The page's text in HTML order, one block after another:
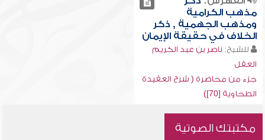
مذهب الكرامية
ومذهب الجهمية , ذكر
الخلاف في حقيقة الإيمان
للشيخ: ناصر بن عبد الكريم
العقل
جزء من محاضرة ( شرح العقيدة
الطحاوية [70])
مكتبتك الصوتية